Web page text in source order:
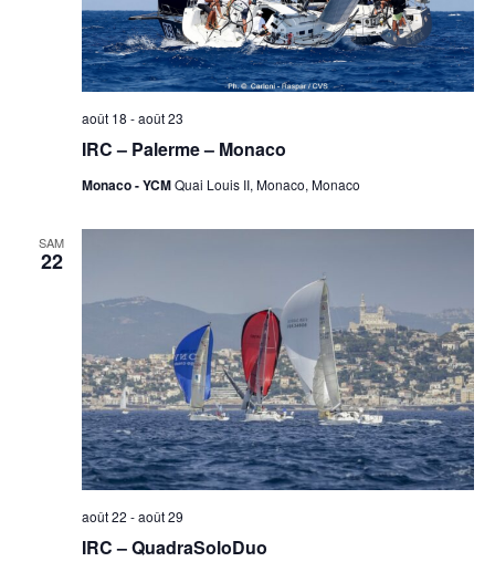
IRC – Palerme – Monaco
août 18 -août 23
Monaco - YCMQuai Louis II, Monaco, Monaco
SAM
22
IRC – QuadraSoloDuo
août 22 -août 29